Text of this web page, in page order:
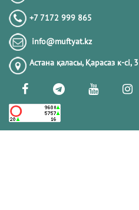
+7 7172 999 865
info@muftyat.kz
Астана қаласы, Қарасаз к-сi, 3